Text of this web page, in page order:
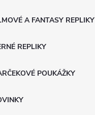
A FANTASY REPLIKY
REPLIKY
POUKÁŽKY